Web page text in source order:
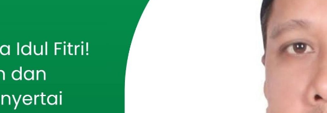
ISSUE.CO.ID,PAMEKASAN
– Kodim 0826/Pamekasan bekerjasama
dengan BPBD Pamekasan menggelar Latihan Dalam Satuan (LDS)
Penanggulangan Bencana Alam Tahun 2025. Kegiatan ini dilaksanakan
sebagai upaya meningkatkan kemampuan dan kesiapsiagaan personel
dalam menghadapi berbagai situasi bencana yang berpotensi terjadi di